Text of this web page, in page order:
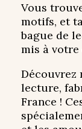
Vous
motifs, et
bague de
mis à
Découvrez
lecture,
France !